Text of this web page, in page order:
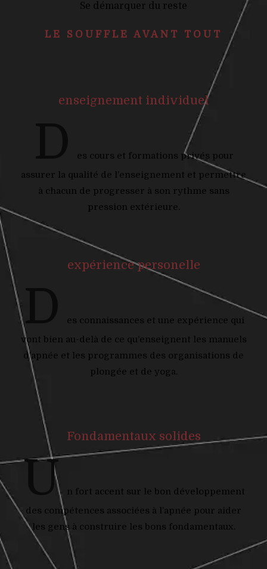
Se démarquer du reste
LE SOUFFLE AVANT TOUT
enseignement individuel
es cours et formations privés pour
assurer la qualité de l’enseignement et permettre
à chacun de progresser à son rythme sans
pression extérieure.
expérience personelle
D
es connaissances et une expérience qui
vont bien au-delà de ce qu’enseignent les manuels
d’apnée et les programmes des organisations de
plongée et de yoga.
Fondamentaux solides
U
n fort accent sur le bon développement
des compétences associées à l’apnée pour aider
les gens à construire les bons fondamentaux.